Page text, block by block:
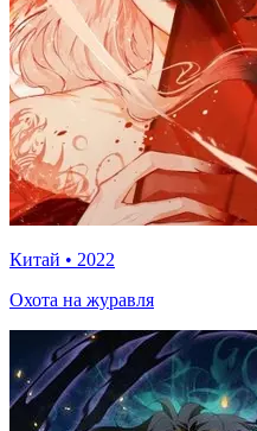
Китай • 2022
Охота на журавля